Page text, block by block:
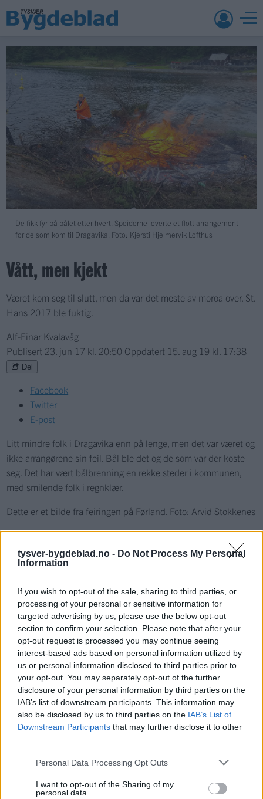
tysver-bygdeblad.no - Do Not Process My Personal
Information
If you wish to opt-out of the sale, sharing to third parties, or
processing of your personal or sensitive information for
targeted advertising by us, please use the below opt-out
section to confirm your selection. Please note that after your
opt-out request is processed you may continue seeing
interest-based ads based on personal information utilized by
us or personal information disclosed to third parties prior to
your opt-out. You may separately opt-out of the further
disclosure of your personal information by third parties on the
IAB’s list of downstream participants. This information may
also be disclosed by us to third parties on the IAB’s List of
Downstream Participants that may further disclose it to other
Personal Data Processing Opt Outs
I want to opt-out of the Sharing of my
personal data.
De fikk fyr på bålet etter hvert. Speiderne leverte et flott arrangement
for de som kom til Dragavika. Foto: Kjersti Hjelmervik Lofthus
Vått, men kjekt
Været kom seg til slutt, men da var det meste av moroa over. St.
Hans 2017 ble fuktig.
Alf-Einar Kvalavåg
Publisert 23. jun 17 kl. 20:50 Oppdatert 15. aug 19 kl. 17:38
Del
Facebook
Twitter
E-post
Litt mindre folk i Dragavika enn på lenge, men det var været og
ikke arrangørene sin feil. Bål ble det og de som var der koste
seg. Det har vært bålbrenning en rekke steder i kommunen,
med smilende folk i regnklær.
Dette er et bilde fra feiringen på Førland. Foto: Arvid Stokkenes
Nyhende
Mest lest siste syv dager
– Finner roen på hytta
ABONNEMENT